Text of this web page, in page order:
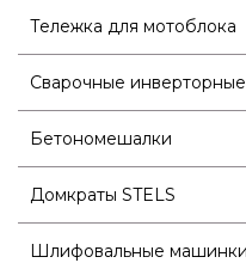
Тележка для мотоблока
Сварочные
Бетономешалки
Домкраты STELS
Шлифовальные